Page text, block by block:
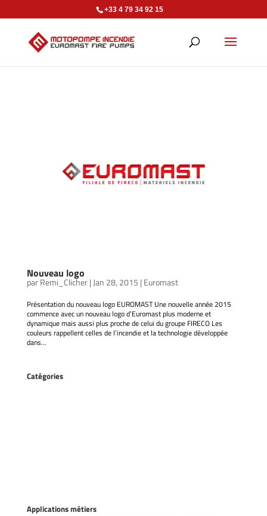
+33 4 79 34 92 15
Nouveau logo
parRemi_Clicher|Jan 28, 2015 | Euromast
Présentation du nouveau logo EUROMAST Une nouvelle année 2015
commence avec un nouveau logo d’Euromast plus moderne et
dynamique mais aussi plus proche de celui du groupe FIRECO Les
couleurs rappellent celles de l’incendie et la technologie développée
dans...
Catégories
Applications métiers